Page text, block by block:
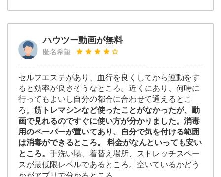
ハウツー動画が無料
匿名希望
セルフエステがあり、血行を良くしてから運動をす
ると効率が良さそうなところ。近くにあり、何時に
行ってもよいし自分の都合に合わせて通えるとこ
ろ。 筋トレマシンなど使ったことがなかったが、動
画で見れるのですぐに使い方が分かりました。消毒
用のペーパーが置いてあり、自分で気を付ける範囲
は消毒ができるところ。 料金がなんといっても安い
ところ。 手洗い場、着替え場所、ストレッチスペー
スが最低限レベルであるところ。空いているかどう